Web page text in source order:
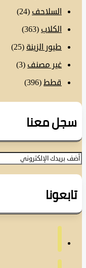
السلاحف(24)
الكلاب(363)
طيور الزينة (25)
غير مصنف(3)
قطط
(396)
معنا